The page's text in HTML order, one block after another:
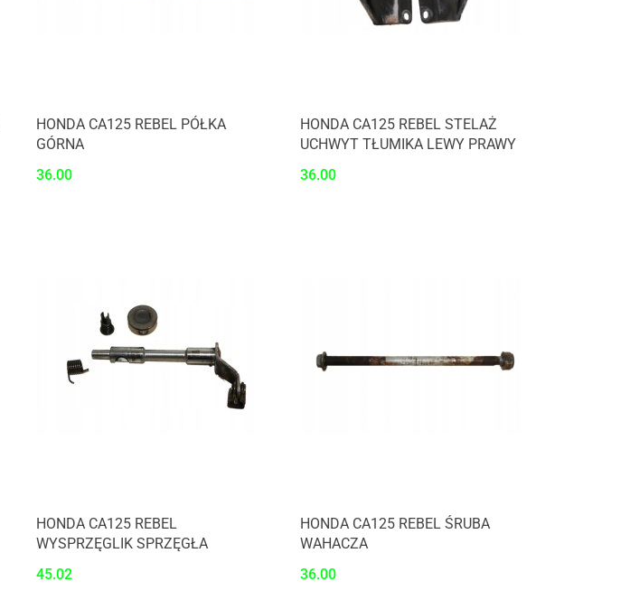
HONDA CA125 REBEL PÓŁKA
GÓRNA
36.00
HONDA CA125 REBEL STELAŻ
UCHWYT TŁUMIKA LEWY PRAWY
36.00
HONDA CA125 REBEL
WYSPRZĘGLIK SPRZĘGŁA
45.02
HONDA CA125 REBEL ŚRUBA
WAHACZA
36.00